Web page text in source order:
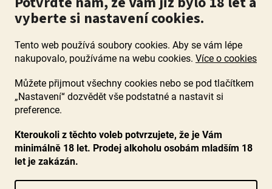
vyberte si nastavení cookies.
Tento web používá soubory cookies. Aby se vám lépe
nakupovalo, používáme na webu cookies. Více o cookies
Můžete přijmout všechny cookies nebo se pod tlačítkem
„Nastavení“ dozvědět vše podstatné a nastavit si
preference.
Kteroukoli z těchto voleb potvrzujete, že je Vám
minimálně 18 let. Prodej alkoholu osobám mladším 18
let je zakázán.
ZÁKAZ PRODEJE ALKOHOLU OSOBÁM MLADŠÍM 18 LET. Pijte s
mírou i když pijete s Mírou.